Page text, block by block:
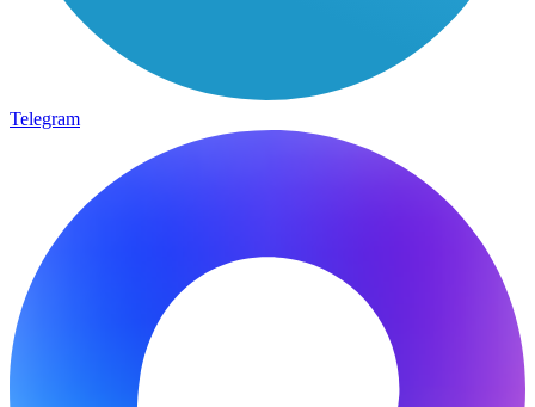
Telegram